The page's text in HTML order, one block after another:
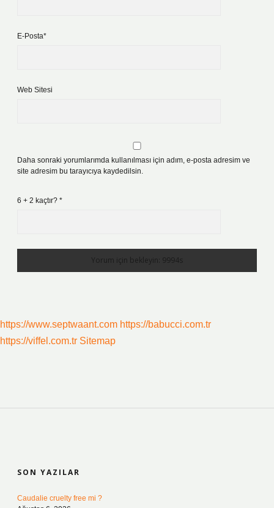
E-Posta*
Web Sitesi
Daha sonraki yorumlarımda kullanılması için adım, e-posta adresim ve
site adresim bu tarayıcıya kaydedilsin.
6 + 2 kaçtır? *
https://www.septwaant.com https://babucci.com.tr
https://viffel.com.tr Sitemap
SON YAZILAR
Caudalie cruelty free mi ?